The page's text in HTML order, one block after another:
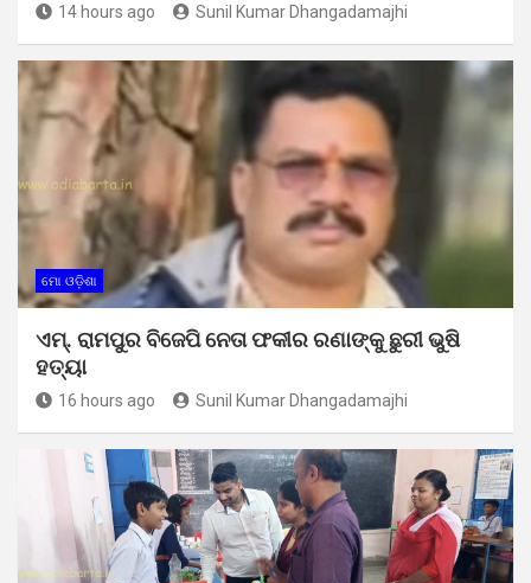
14 hours ago Sunil Kumar Dhangadamajhi
ମୋ ଓଡ଼ିଶା
ଏମ୍. ରାମପୁର ବିଜେପି ନେତା ଫକୀର ରଣାଙ୍କୁ ଛୁରୀ ଭୁଷି
ହତ୍ୟା
16 hours ago Sunil Kumar Dhangadamajhi